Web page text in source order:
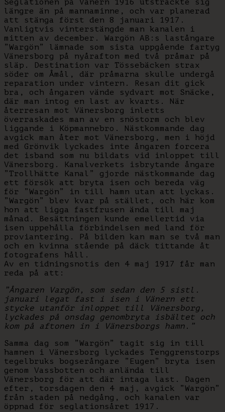
Seglationen på Vänern 1916 utsträckte sig
längre än på mannaminne, och var planerad
att stänga först den 8 januari 1917.
Vanligtvis vinterstängde man kanalen i
mitten av december. Wargön AB:s lastångare
”Wargön” lämnade som sista uppgående fartyg
Vänersborg på nyårafton med två pråmar på
släp. Destination var Tössebäcken strax
söder om Åmål, där pråmarna skulle undergå
reparation under vintern. Resan dit gick
bra, och ångaren vände sydvart mot Snäcke,
där man intog en last av kvarts. När
återresan mot Vänersborg inletts
överraskades man av en snöstorm och blev
liggande i Köpmannebro. Nästkommande dag
avgick man åter mot Vänersborg, men i höjd
med Grönvik lyckades inte ångaren forcera
det isband som nu bildats vid inloppet till
Vänersborg. Kanalverkets isbrytande ångare
”Trollhätte Kanal” gjorde nästkommande dag
ett försök att bryta isen och bereda väg
för ”Wargön” in till hamn utan att lyckas.
”Wargön” blev kvar på stället, och här kom
hon att ligga fastfrusen ända till maj
månad. Besättningen kunde emellertid via
isen uppehålla förbindelsen med land för
proviantering. På bilden kan man se två man
och en kvinna stående på däck tittande åt
fotografens håll.
Av en tidningsnotis den 4 maj 1917 får man
reda på att:
”Ångaren Vargön, som sedan den 5 sistl.
januari legat fast i isen i Vänern ett
stycke utanför inloppet till Vänersborg,
lyckades på onsdag genombryta isbältet och
kom på aftonen in i Vänersborgs hamn.”
Samma dag som ”Wargön” tagit sig in till
hamnen i Vänersborg lyckades Tenggrenstorps
tegelbruks bogserångare ”Eugen” bryta isen
genom Vassbotten och anlända till
Vänersborg för att där intaga last. Dagen
efter, torsdagen den 4 maj, avgick ”Wargön”
från staden på nedgång, och kanalen var
öppnad för seglationsåret 1917.